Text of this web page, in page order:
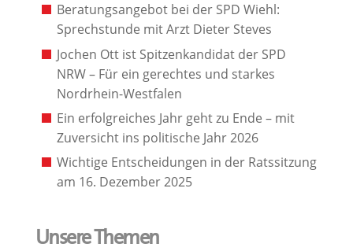
Beratungsangebot bei der SPD Wiehl:
Sprechstunde mit Arzt Dieter Steves
Jochen Ott ist Spitzenkandidat der SPD
NRW – Für ein gerechtes und starkes
Nordrhein-Westfalen
Ein erfolgreiches Jahr geht zu Ende – mit
Zuversicht ins politische Jahr 2026
Wichtige Entscheidungen in der Ratssitzung
am 16. Dezember 2025
Unsere Themen